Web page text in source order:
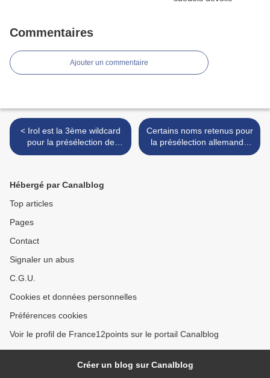
Commentaires
Ajouter un commentaire
< Irol est la 3ème wildcard
pour la présélection de
Saint-Marin
Certains noms retenus pour
la présélection allemande
dévoilés >
Hébergé par Canalblog
Top articles
Pages
Contact
Signaler un abus
C.G.U.
Cookies et données personnelles
Préférences cookies
Voir le profil de France12points sur le portail Canalblog
Créer un blog sur Canalblog